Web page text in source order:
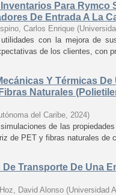
Para Rymco
De Entrada A La
Carlos Enrique (
con la mejora de
de los clientes, con
Y Térmicas
Naturales
del Caribe, 2024)
de las
de PET y fibras naturales de
Transporte De Una
David Alonso (Universidad